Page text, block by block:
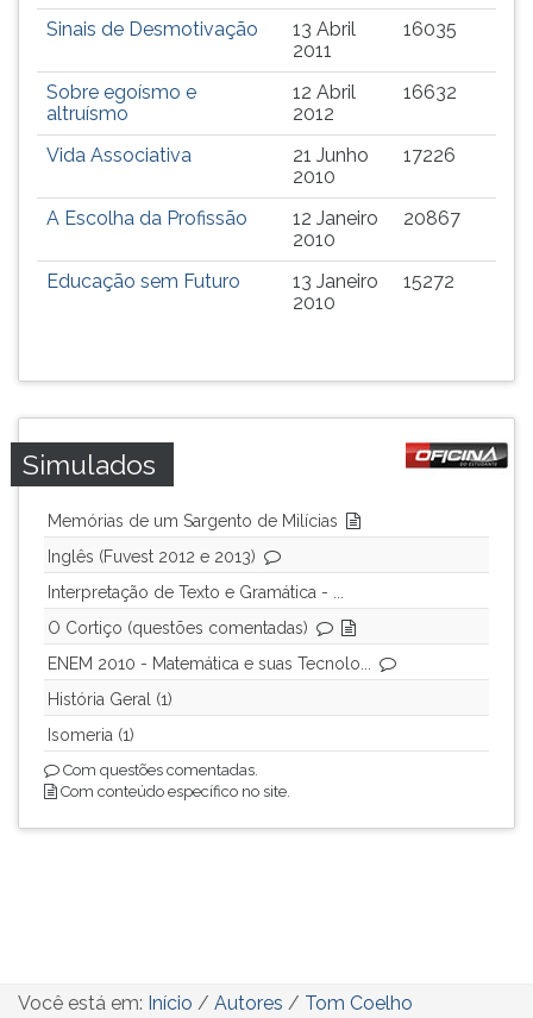
direita
menu
principal
depois
para
instrução
novamente.
Sinais de Desmotivação
13 Abril
2011
16035
Sobre egoísmo e
altruísmo
12 Abril
2012
16632
Vida Associativa
21 Junho
2010
17226
A Escolha da Profissão
12 Janeiro
2010
20867
Educação sem Futuro
13 Janeiro
2010
15272
Simulados
Memórias de um Sargento de Milícias
Inglês (Fuvest 2012 e 2013)
Interpretação de Texto e Gramática - ...
O Cortiço (questões comentadas)
ENEM 2010 - Matemática e suas Tecnolo...
História Geral (1)
Isomeria (1)
Com questões comentadas.
Com conteúdo específico no site.
Você está em: Início / Autores / Tom Coelho